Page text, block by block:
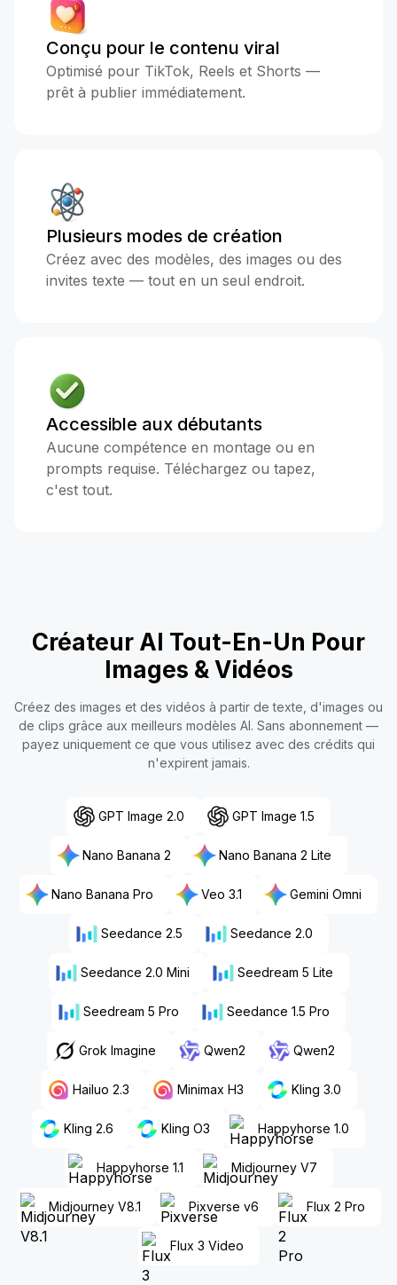
Conçu pour le contenu viral
Optimisé pour TikTok, Reels et Shorts —
prêt à publier immédiatement.
Plusieurs modes de création
Créez avec des modèles, des images ou des
invites texte — tout en un seul endroit.
Accessible aux débutants
Aucune compétence en montage ou en
prompts requise. Téléchargez ou tapez,
c'est tout.
Créateur AI Tout-En-Un Pour
Images & Vidéos
Créez des images et des vidéos à partir de texte, d'images ou
de clips grâce aux meilleurs modèles AI. Sans abonnement —
payez uniquement ce que vous utilisez avec des crédits qui
n'expirent jamais.
GPT Image 2.0 GPT Image 1.5
Nano Banana 2 Nano Banana 2 Lite
Nano Banana Pro Veo 3.1 Gemini Omni
Seedance 2.5 Seedance 2.0
Seedance 2.0 Mini Seedream 5 Lite
Seedream 5 Pro Seedance 1.5 Pro
Grok Imagine Qwen2 Qwen2
Hailuo 2.3 Minimax H3 Kling 3.0
Kling 2.6 Kling O3 Happyhorse 1.0
Happyhorse 1.1 Midjourney V7
Midjourney V8.1 Pixverse v6 Flux 2 Pro
Flux 3 Video